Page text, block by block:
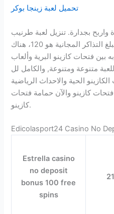
تحميل لعبة زينجا بوكر
واربح بجدارة. تنزيل لعبة طرنيب
41 للاندرويد الحد الأقصى لمبلغ التذاكر المجانية هو 120، هناك
بين فتحات كازينو البرية وألعاب
متنوعة ومتنوعة, والكامل لل
الحية والاحداث الرياضية
كازينو والآن حمامة فتحات
كازينو.
Edicolasport24 Casino No
Estrella casino
no deposit
bonus 100 free
spins